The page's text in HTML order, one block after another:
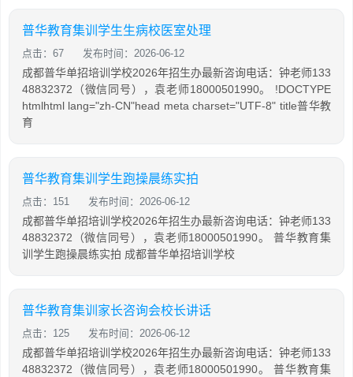
普华教育集训学生生病校医室处理
点击：67 发布时间：2026-06-12
成都普华单招培训学校2026年招生办最新咨询电话：钟老师133
48832372（微信同号），袁老师18000501990。 !DOCTYPE
htmlhtml lang="zh-CN"head meta charset="UTF-8" title普华教
育
普华教育集训学生跑操晨练实拍
点击：151 发布时间：2026-06-12
成都普华单招培训学校2026年招生办最新咨询电话：钟老师133
48832372（微信同号），袁老师18000501990。 普华教育集
训学生跑操晨练实拍 成都普华单招培训学校
普华教育集训家长咨询会校长讲话
点击：125 发布时间：2026-06-12
成都普华单招培训学校2026年招生办最新咨询电话：钟老师133
48832372（微信同号），袁老师18000501990。 普华教育集